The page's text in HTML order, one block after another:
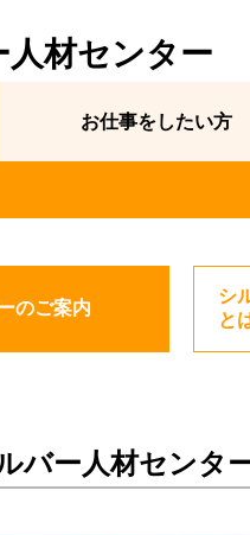
材センター
お仕事をしたい方
のご案内
シ
と
バー人材センタ